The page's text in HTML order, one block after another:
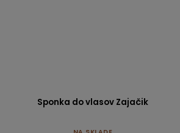
Sponka do vlasov Zajačik